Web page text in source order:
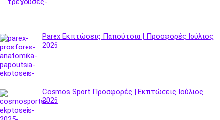
Parex Εκπτώσεις Παπούτσια | Προσφορές Ιούλιος
2026
Cosmos Sport Προσφορές | Εκπτώσεις Ιούλιος
2026